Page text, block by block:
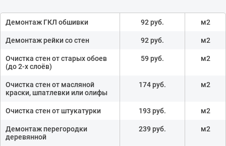
Демонтаж ГКЛ обшивки 92 руб. м2
Демонтаж рейки со стен 92 руб. м2
Очистка стен от старых обоев
(до 2-х слоёв)
59 руб. м2
Очистка стен от масляной
краски, шпатлевки или олифы
174 руб. м2
Очистка стен от штукатурки 193 руб. м2
Демонтаж перегородки
деревянной
239 руб. м2